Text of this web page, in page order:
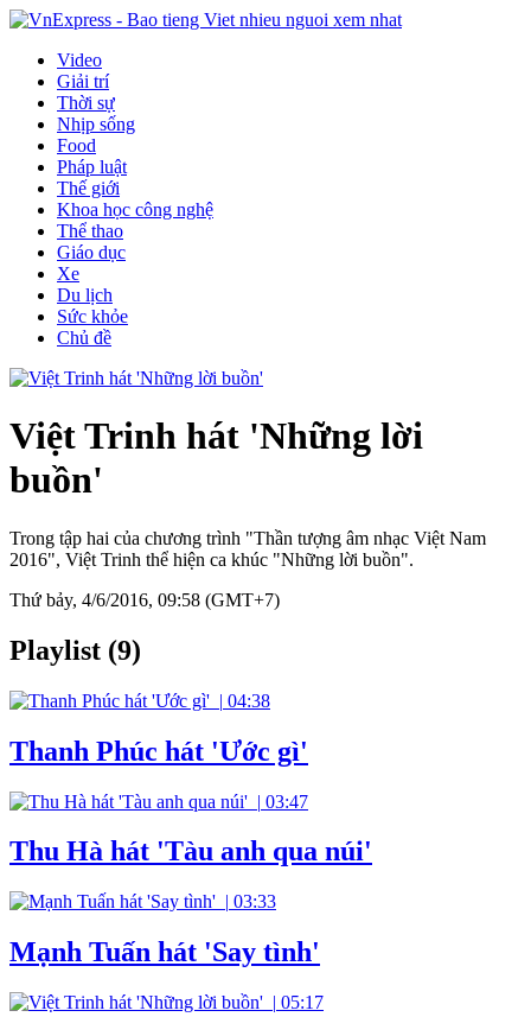
Video
Giải trí
Thời sự
Nhịp sống
Food
Pháp luật
Thế giới
Khoa học công nghệ
Thể thao
Giáo dục
Xe
Du lịch
Sức khỏe
Chủ đề
Việt Trinh hát 'Những lời
buồn'
Trong tập hai của chương trình "Thần tượng âm nhạc Việt Nam
2016", Việt Trinh thể hiện ca khúc "Những lời buồn".
Thứ bảy, 4/6/2016, 09:58 (GMT+7)
Playlist (9)
| 04:38
Thanh Phúc hát 'Ước gì'
| 03:47
Thu Hà hát 'Tàu anh qua núi'
| 03:33
Mạnh Tuấn hát 'Say tình'
| 05:17